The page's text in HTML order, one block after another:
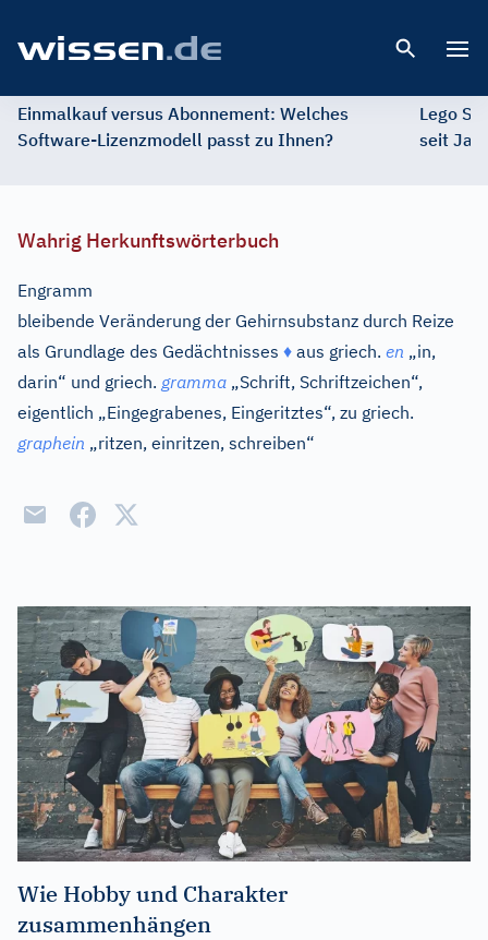
Einmalkauf versus Abonnement: Welches
Software-Lizenzmodell passt zu Ihnen?
Lego
seit
Wahrig Herkunftswörterbuch
Engramm
bleibende Veränderung der Gehirnsubstanz durch Reize
als Grundlage des Gedächtnisses ♦ aus griech. en „in,
darin“ und griech. gramma „Schrift, Schriftzeichen“,
eigentlich „Eingegrabenes, Eingeritztes“, zu griech.
graphein „ritzen, einritzen, schreiben“
Wie Hobby und Charakter
zusammenhängen